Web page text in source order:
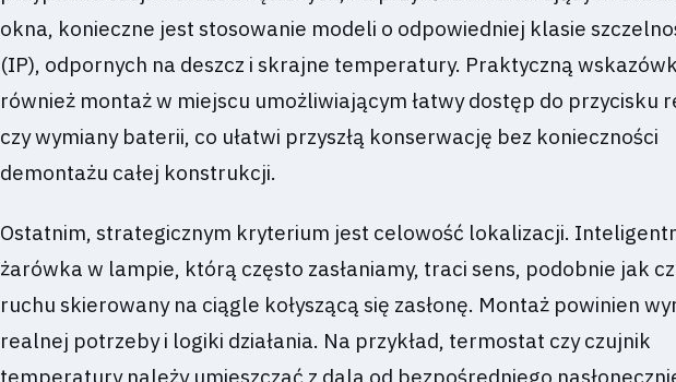
okna, konieczne jest stosowanie modeli o odpowiedniej klasie
(IP), odpornych na deszcz i skrajne temperatury. Praktyczną
również montaż w miejscu umożliwiającym łatwy dostęp do przycisku
czy wymiany baterii, co ułatwi przyszłą konserwację bez konieczności
demontażu całej konstrukcji.
Ostatnim, strategicznym kryterium jest celowość lokalizacji.
żarówka w lampie, którą często zasłaniamy, traci sens, podobnie jak
ruchu skierowany na ciągle kołyszącą się zasłonę. Montaż powinien
realnej potrzeby i logiki działania. Na przykład, termostat czy czujnik